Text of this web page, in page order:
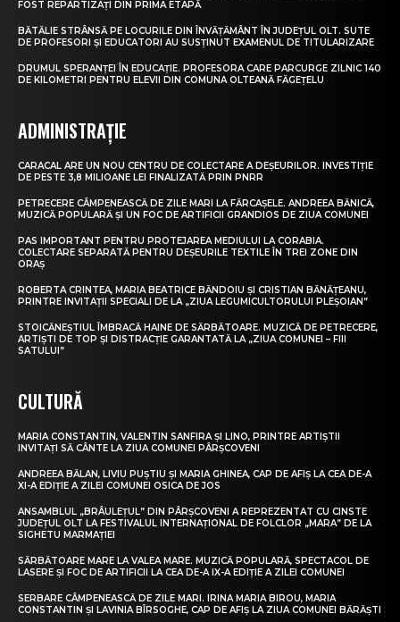
FOST REPARTIZAȚI DIN PRIMA ETAPĂ
BĂTĂLIE STRÂNSĂ PE LOCURILE DIN ÎNVĂȚĂMÂNT ÎN JUDEȚUL OLT. SUTE
DE PROFESORI ȘI EDUCATORI AU SUSȚINUT EXAMENUL DE TITULARIZARE
DRUMUL SPERANȚEI ÎN EDUCAȚIE. PROFESORA CARE PARCURGE ZILNIC 140
DE KILOMETRI PENTRU ELEVII DIN COMUNA OLTEANĂ FĂGEȚELU
ADMINISTRAȚIE
CARACAL ARE UN NOU CENTRU DE COLECTARE A DEȘEURILOR. INVESTIȚIE
DE PESTE 3,8 MILIOANE LEI FINALIZATĂ PRIN PNRR
PETRECERE CÂMPENEASCĂ DE ZILE MARI LA FĂRCAȘELE. ANDREEA BĂNICĂ,
MUZICĂ POPULARĂ ȘI UN FOC DE ARTIFICII GRANDIOS DE ZIUA COMUNEI
PAS IMPORTANT PENTRU PROTEJAREA MEDIULUI LA CORABIA.
COLECTARE SEPARATĂ PENTRU DEȘEURILE TEXTILE ÎN TREI ZONE DIN
ORAȘ
ROBERTA CRINTEA, MARIA BEATRICE BĂNDOIU ȘI CRISTIAN BĂNĂȚEANU,
PRINTRE INVITAȚII SPECIALI DE LA „ZIUA LEGUMICULTORULUI PLEȘOIAN”
STOICĂNEȘTIUL ÎMBRACĂ HAINE DE SĂRBĂTOARE. MUZICĂ DE PETRECERE,
ARTIȘTI DE TOP ȘI DISTRACȚIE GARANTATĂ LA „ZIUA COMUNEI – FIII
SATULUI”
CULTURĂ
MARIA CONSTANTIN, VALENTIN SANFIRA ȘI LINO, PRINTRE ARTIȘTII
INVITAȚI SĂ CÂNTE LA ZIUA COMUNEI PÂRȘCOVENI
ANDREEA BĂLAN, LIVIU PUȘTIU ȘI MARIA GHINEA, CAP DE AFIȘ LA CEA DE-A
XI-A EDIȚIE A ZILEI COMUNEI OSICA DE JOS
ANSAMBLUL „BRÂULEȚUL” DIN PÂRȘCOVENI A REPREZENTAT CU CINSTE
JUDEȚUL OLT LA FESTIVALUL INTERNAȚIONAL DE FOLCLOR „MARA” DE LA
SIGHETU MARMAȚIEI
SĂRBĂTOARE MARE LA VALEA MARE. MUZICĂ POPULARĂ, SPECTACOL DE
LASERE ȘI FOC DE ARTIFICII LA CEA DE-A IX-A EDIȚIE A ZILEI COMUNEI
SERBARE CÂMPENEASCĂ DE ZILE MARI. IRINA MARIA BIROU, MARIA
CONSTANTIN ȘI LAVINIA BÎRSOGHE, CAP DE AFIȘ LA ZIUA COMUNEI BĂRĂȘTI